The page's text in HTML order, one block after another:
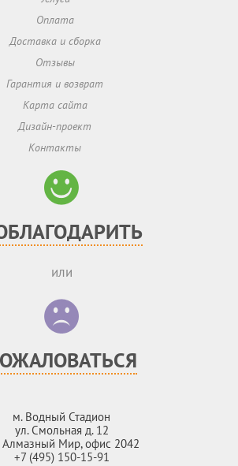
Оплата
Доставка и сборка
Отзывы
Гарантия и возврат
Карта сайта
Дизайн-проект
Контакты
или
м. Водный Стадион
ул. Смольная д. 12
Мир, офис 2042
+7 (495) 150-15-91